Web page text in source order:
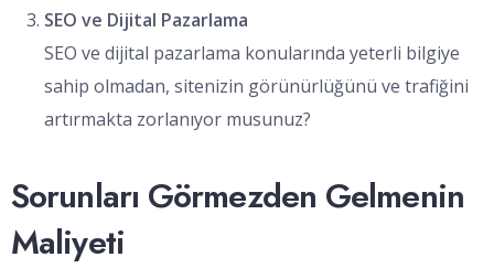
SEO ve Dijital Pazarlama
SEO ve dijital pazarlama konularında yeterli bilgiye
sahip olmadan, sitenizin görünürlüğünü ve trafiğini
artırmakta zorlanıyor musunuz?
Sorunları Görmezden Gelmenin
Maliyeti